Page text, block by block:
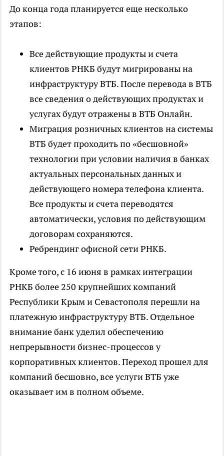
До конца года планируется еще несколько
этапов:
Все действующие продукты и счета
клиентов РНКБ будут мигрированы на
инфраструктуру ВТБ. После перевода в ВТБ
все сведения о действующих продуктах и
услугах будут отражены в ВТБ Онлайн.
Миграция розничных клиентов на системы
ВТБ будет проходить по «бесшовной»
технологии при условии наличия в банках
актуальных персональных данных и
действующего номера телефона клиента.
Все продукты и счета переводятся
автоматически, условия по действующим
договорам сохраняются.
Ребрендинг офисной сети РНКБ.
Кроме того, с 16 июня в рамках интеграции
РНКБ более 250 крупнейших компаний
Республики Крым и Севастополя перешли на
платежную инфраструктуру ВТБ. Отдельное
внимание банк уделил обеспечению
непрерывности бизнес-процессов у
корпоративных клиентов. Переход прошел для
компаний бесшовно, все услуги ВТБ уже
оказывает им в полном объеме.